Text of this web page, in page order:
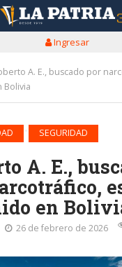
Ingresar
A. E., buscado por
Bolivia
SEGURIDAD
A. E.,
en
26 de febrero de 2026